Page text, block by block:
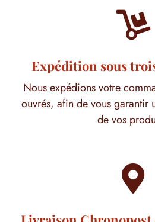

Expédition sous
Nous expédions votre
ouvrés, afin de vous garantir
de vos
